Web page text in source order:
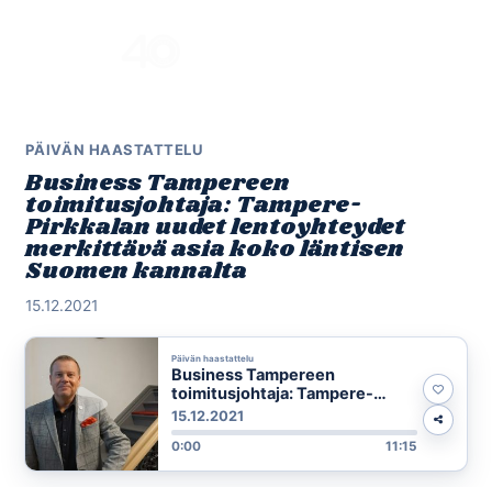
PÄIVÄN HAASTATTELU
Business Tampereen
toimitusjohtaja: Tampere-
Pirkkalan uudet lentoyhteydet
merkittävä asia koko läntisen
Suomen kannalta
15.12.2021
Päivän haastattelu
Business Tampereen
toimitusjohtaja: Tampere-
Pirkkalan uudet lentoyhteydet
merkittävä asia koko läntisen
Suomen kannalta
15.12.2021
0:00 11:15